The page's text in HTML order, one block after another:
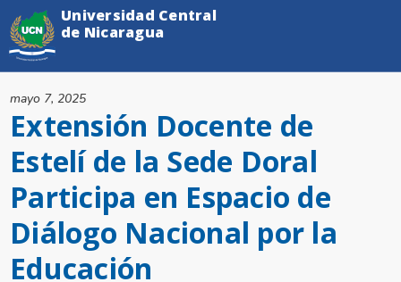
Extensión Docente de
Estelí de la Sede Doral
Participa en Espacio de
Diálogo Nacional por la
Educación
mayo 7, 2025
Universidad Central
de Nicaragua